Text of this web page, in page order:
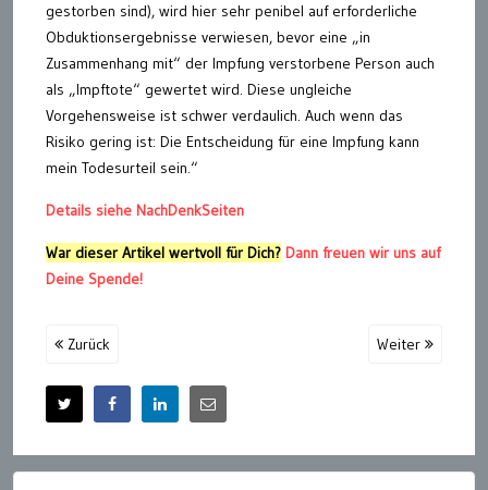
gestorben sind), wird hier sehr penibel auf erforderliche
Obduktionsergebnisse verwiesen, bevor eine „in
Zusammenhang mit“ der Impfung verstorbene Person auch
als „Impftote“ gewertet wird. Diese ungleiche
Vorgehensweise ist schwer verdaulich. Auch wenn das
Risiko gering ist: Die Entscheidung für eine Impfung kann
mein Todesurteil sein.“
Details siehe NachDenkSeiten
War dieser Artikel wertvoll für Dich? Dann freuen wir uns auf
Deine Spende!
Zurück Weiter